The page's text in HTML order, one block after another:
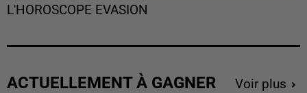
L'HOROSCOPE EVASION
ACTUELLEMENT À GAGNER Voir plus